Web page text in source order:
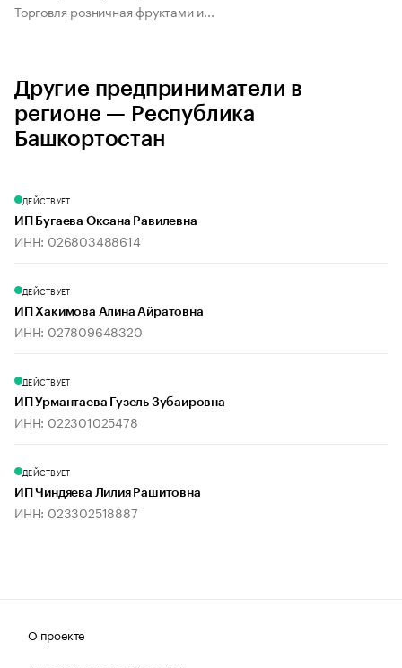
Торговля розничная фруктами и...
Другие предприниматели в
регионе — Республика
Башкортостан
ДЕЙСТВУЕТ
ИП Бугаева Оксана Равилевна
ИНН: 026803488614
ДЕЙСТВУЕТ
ИП Хакимова Алина Айратовна
ИНН: 027809648320
ДЕЙСТВУЕТ
ИП Урмантаева Гузель Зубаировна
ИНН: 022301025478
ДЕЙСТВУЕТ
ИП Чиндяева Лилия Рашитовна
ИНН: 023302518887
О проекте